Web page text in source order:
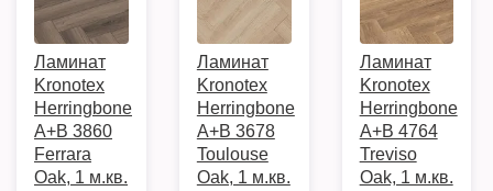
Ламинат
Kronotex
Herringbone
A+B 3860
Ferrara
Oak, 1 м.кв.
Ламинат
Kronotex
Herringbone
A+B 3678
Toulouse
Oak, 1 м.кв.
Ламинат
Kronotex
Herringbone
A+B 4764
Treviso
Oak, 1 м.кв.